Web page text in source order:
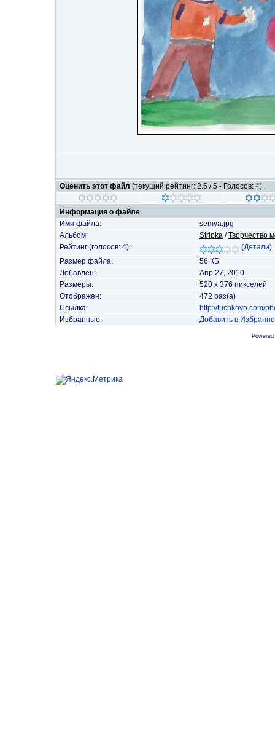
Оценить этот файл (текущий рейтинг: 2.5 / 5 - Голосов: 4)
Информация о файле
Имя файла:
semya.jpg
Альбом:
Stripka /Творчество
Рейтинг (голосов: 4):
(Детали)
Размер файла:
56 КБ
Добавлен:
Апр 27, 2010
Размеры:
520 x 376 пикселей
Отображен:
472 раз(а)
Ссылка:
http://tuchkovo.com/
Избранные:
Добавить в